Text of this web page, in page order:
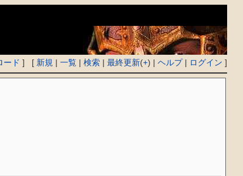
ード ] [ 新規 |一覧 |検索 |最終更新(+) |ヘルプ| ログイン ]